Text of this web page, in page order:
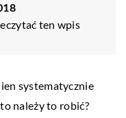
ten wpis
systematycznie
należy to robić?